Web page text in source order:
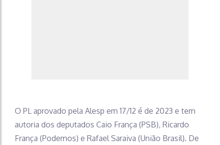
O PL aprovado pela Alesp em 17/12 é de 2023 e tem
autoria dos deputados Caio França (PSB), Ricardo
França (Podemos) e Rafael Saraiva (União Brasil). De